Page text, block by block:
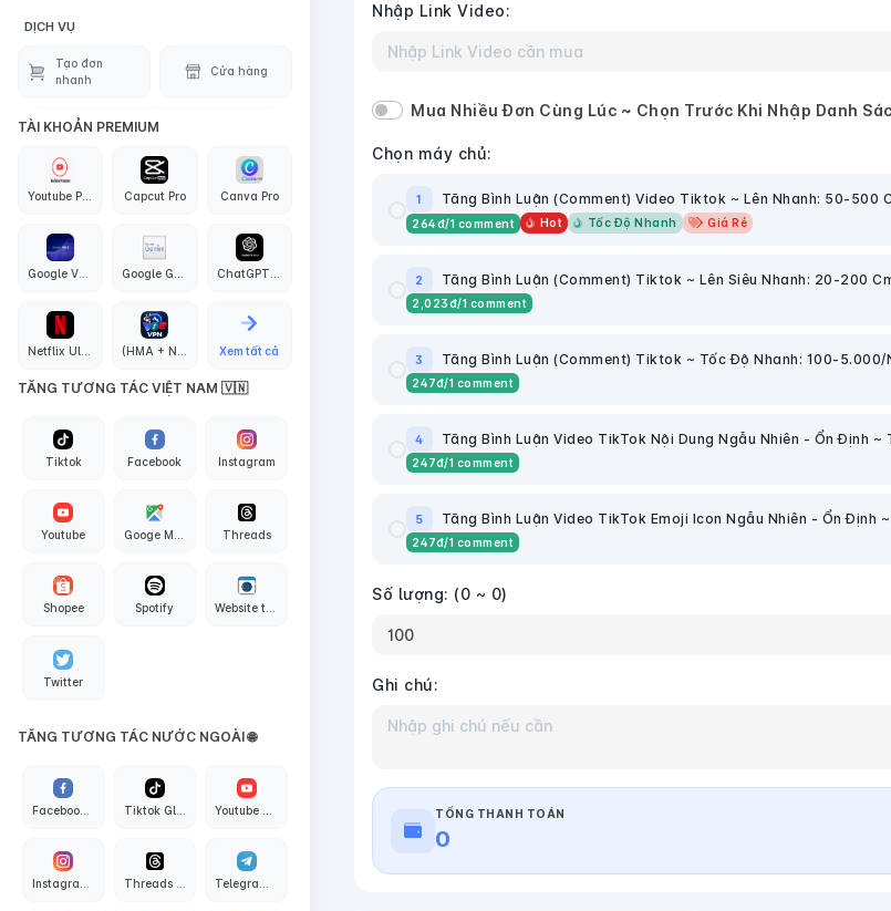
DỊCH VỤ
Tạo đơn
nhanh
Cửa hàng
TÀI KHOẢN PREMIUM
Capcut Pro Canva Pro
Xem tất cả
TĂNG TƯƠNG TÁC VIỆT NAM 🇻🇳
Tiktok Facebook Instagram
Youtube Threads
Shopee Spotify
Twitter
TĂNG TƯƠNG TÁC NƯỚC NGOÀI 🌐
Nhập Link Video:
Mua Nhiều Đơn Cùng Lúc ~ Chọn Trước Khi Nhập Danh
Chọn máy chủ:
1 Tăng Bình Luận (Comment) Video Tiktok ~ Lên Nhanh: 50-
264đ/1 comment Hot Tốc Độ Nhanh Giá Rẻ
2 Tăng Bình Luận (Comment) Tiktok ~ Lên Siêu Nhanh: 20-200
2,023đ/1 comment
3 Tăng Bình Luận (Comment) Tiktok ~ Tốc Độ Nhanh: 100-5.000/
247đ/1 comment
4 Tăng Bình Luận Video TikTok Nội Dung Ngẫu Nhiên - Ổn Định
247đ/1 comment
5 Tăng Bình Luận Video TikTok Emoji Icon Ngẫu Nhiên - Ổn
247đ/1 comment
Số lượng: (0 ~ 0)
Ghi chú:
TỔNG THANH TOÁN
0